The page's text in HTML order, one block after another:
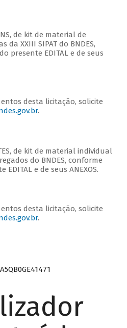
de kit de material de
XXIII SIPAT do BNDES,
presente EDITAL e de seus
desta licitação, solicite
.
de kit de material individual
do BNDES, conforme
e de seus ANEXOS.
desta licitação, solicite
.